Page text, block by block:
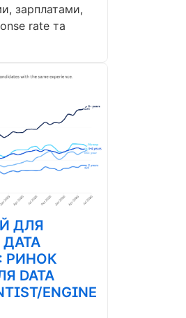
зарплатами,
rate та
ДЛЯ
РИНОК
DATA
ENGINE